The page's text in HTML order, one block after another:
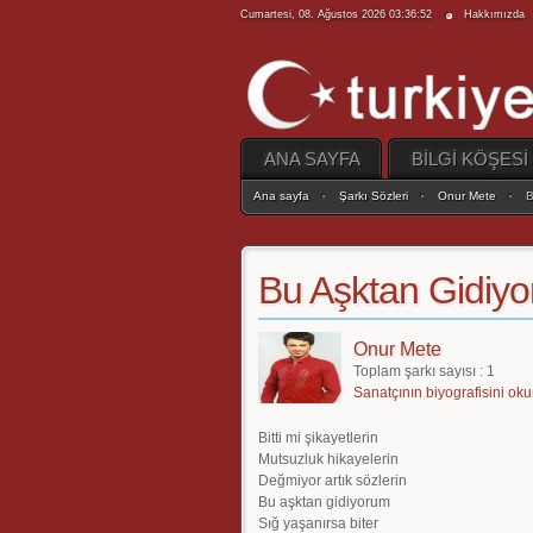
Cumartesi, 08. Ağustos 2026 03:36:52 Hakkımızda
ANA SAYFA BİLGİ KÖŞESİ
Ana sayfa Şarkı Sözleri Onur Mete
Bu Aşktan
Onur Mete
Toplam şarkı sayısı : 1
Sanatçının biyografisini
Bitti mi şikayetlerin
Mutsuzluk hikayelerin
Değmiyor artık sözlerin
Bu aşktan gidiyorum
Sığ yaşanırsa biter